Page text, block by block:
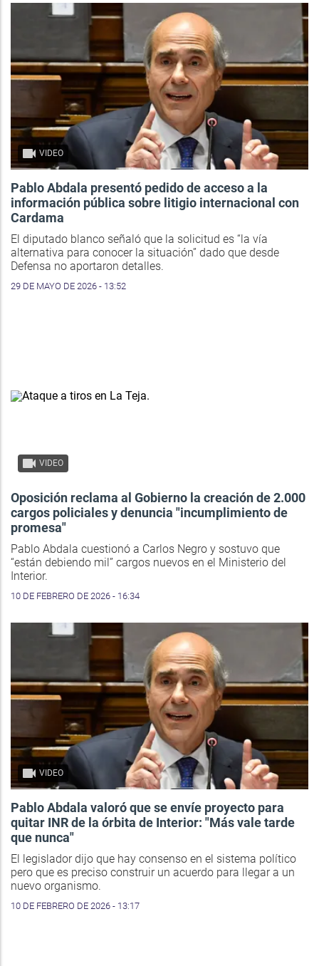
VIDEO
Pablo Abdala presentó pedido de acceso a la
información pública sobre litigio internacional con
Cardama
El diputado blanco señaló que la solicitud es “la vía
alternativa para conocer la situación” dado que desde
Defensa no aportaron detalles.
29 DE MAYO DE 2026 - 13:52
VIDEO
Oposición reclama al Gobierno la creación de 2.000
cargos policiales y denuncia "incumplimiento de
promesa"
Pablo Abdala cuestionó a Carlos Negro y sostuvo que
“están debiendo mil” cargos nuevos en el Ministerio del
Interior.
10 DE FEBRERO DE 2026 - 16:34
VIDEO
Pablo Abdala valoró que se envíe proyecto para
quitar INR de la órbita de Interior: "Más vale tarde
que nunca"
El legislador dijo que hay consenso en el sistema político
pero que es preciso construir un acuerdo para llegar a un
nuevo organismo.
10 DE FEBRERO DE 2026 - 13:17